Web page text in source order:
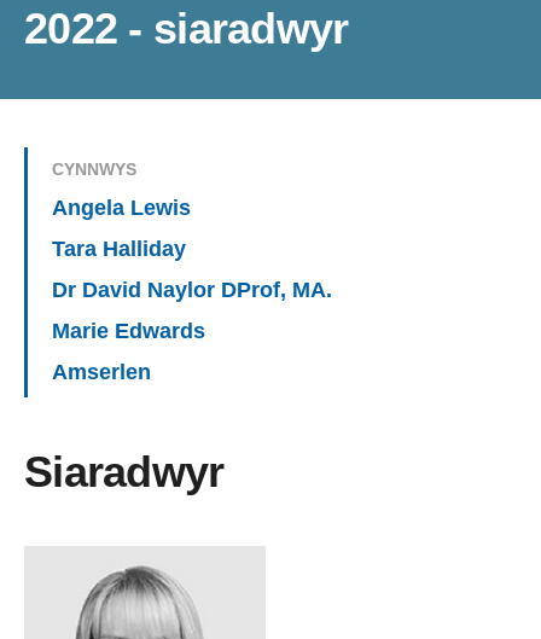
2022 - siaradwyr
CYNNWYS
Angela Lewis
Tara Halliday
Dr David Naylor DProf, MA.
Marie Edwards
Amserlen
Siaradwyr